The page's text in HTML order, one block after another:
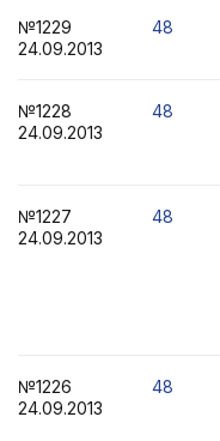
№1229
24.09.2013
48
№1228
24.09.2013
48
№1227
24.09.2013
48
№1226
24.09.2013
48